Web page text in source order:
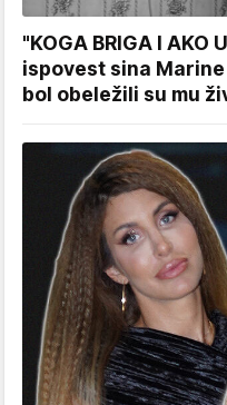
"KOGA BRIGA I AKO
ispovest sina
bol obeležili su mu